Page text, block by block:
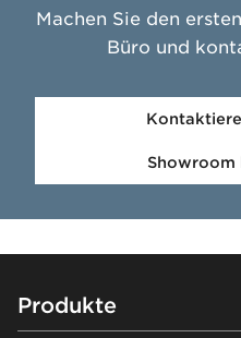
Machen Sie den
Büro und
Showroom
Footer
Produkte